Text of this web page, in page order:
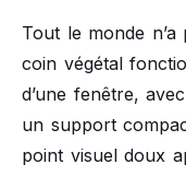
Tout le monde
coin végétal
d’une fenêtre,
un support
point visuel doux